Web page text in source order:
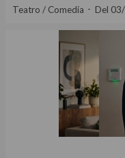
Teatro / Comedia Del